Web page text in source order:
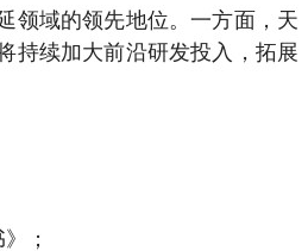
领域的领先地位。一方面，天
持续加大前沿研发投入，拓展
；